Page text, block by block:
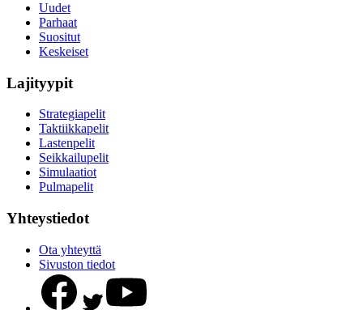
Uudet
Parhaat
Suositut
Keskeiset
Lajityypit
Strategiapelit
Taktiikkapelit
Lastenpelit
Seikkailupelit
Simulaatiot
Pulmapelit
Yhteystiedot
Ota yhteyttä
Sivuston tiedot